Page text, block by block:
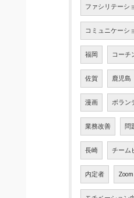
ファシリテーシ
コミュニケーシ
福岡 コーチ
佐賀 鹿児島
漫画 ボラン
業務改善 問
長崎 チーム
内定者 Zoom